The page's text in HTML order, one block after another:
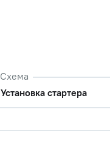
Схема
Установка стартера